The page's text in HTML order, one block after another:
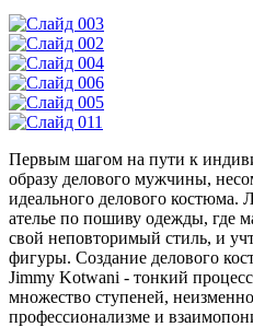
Первым шагом на пути к
образу делового мужчины,
идеального делового костюма.
ателье по пошиву одежды, где
свой неповторимый стиль, и
фигуры. Создание делового
Jimmy Kotwani - тонкий
множество ступеней,
профессионализме и